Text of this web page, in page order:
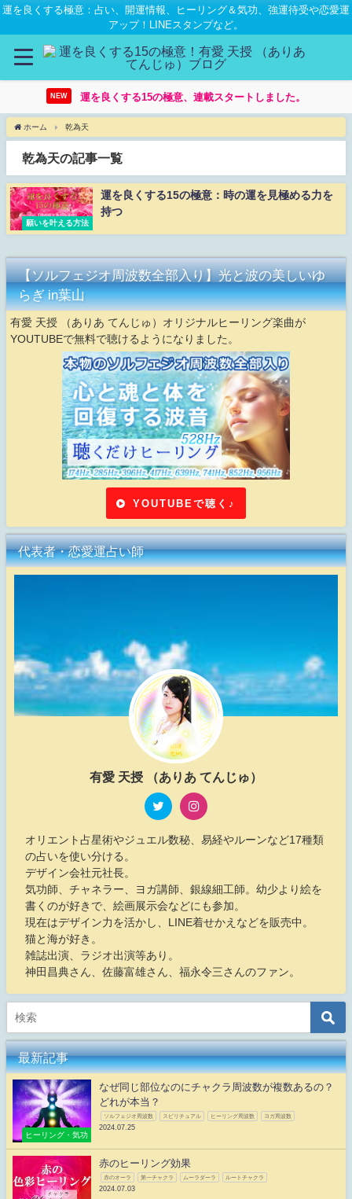
運を良くする極意：占い、開運情報、ヒーリング＆気功、強運待受や恋愛運
アップ！LINEスタンプなど。
NEW 運を良くする15の極意、連載スタートしました。
ホーム 乾為天
乾為天の記事一覧
願いを叶える方法
運を良くする15の極意：時の運を見極める力を
持つ
【ソルフェジオ周波数全部入り】光と波の美しいゆ
らぎ in葉山
有愛 天授 （ありあ てんじゅ）オリジナルヒーリング楽曲が
YOUTUBEで無料で聴けるようになりました。
YOUTUBEで聴く♪
代表者・恋愛運占い師
有愛 天授 （ありあ てんじゅ）
オリエント占星術やジュエル数秘、易経やルーンなど17種類
の占いを使い分ける。
デザイン会社元社長。
気功師、チャネラー、ヨガ講師、銀線細工師。幼少より絵を
書くのが好きで、絵画展示会などにも参加。
現在はデザイン力を活かし、LINE着せかえなどを販売中。
猫と海が好き。
雑誌出演、ラジオ出演等あり。
神田昌典さん、佐藤富雄さん、福永令三さんのファン。
最新記事
ヒーリング・気功
なぜ同じ部位なのにチャクラ周波数が複数あるの？
どれが本当？
ソルフェジオ周波数 スピリチュアル ヒーリング周波数 ヨガ周波数
2024.07.25
赤のヒーリング効果
赤のオーラ 第一チャクラ ムーラダーラ ルートチャクラ
2024.07.03